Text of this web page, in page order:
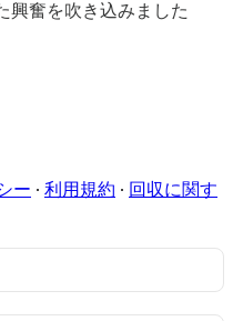
興奮を吹き込みました
ー ∙ 利用規約 ∙ 回収に関す